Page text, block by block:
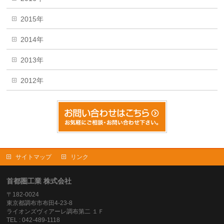
2015年
2014年
2013年
2012年
サイトマップ リンク
首都圏工業 株式会社
〒182-0024
東京都調布市布田4-23-8
ライオンズヴィアーレ調布第二 １Ｆ
TEL : 042-489-1118